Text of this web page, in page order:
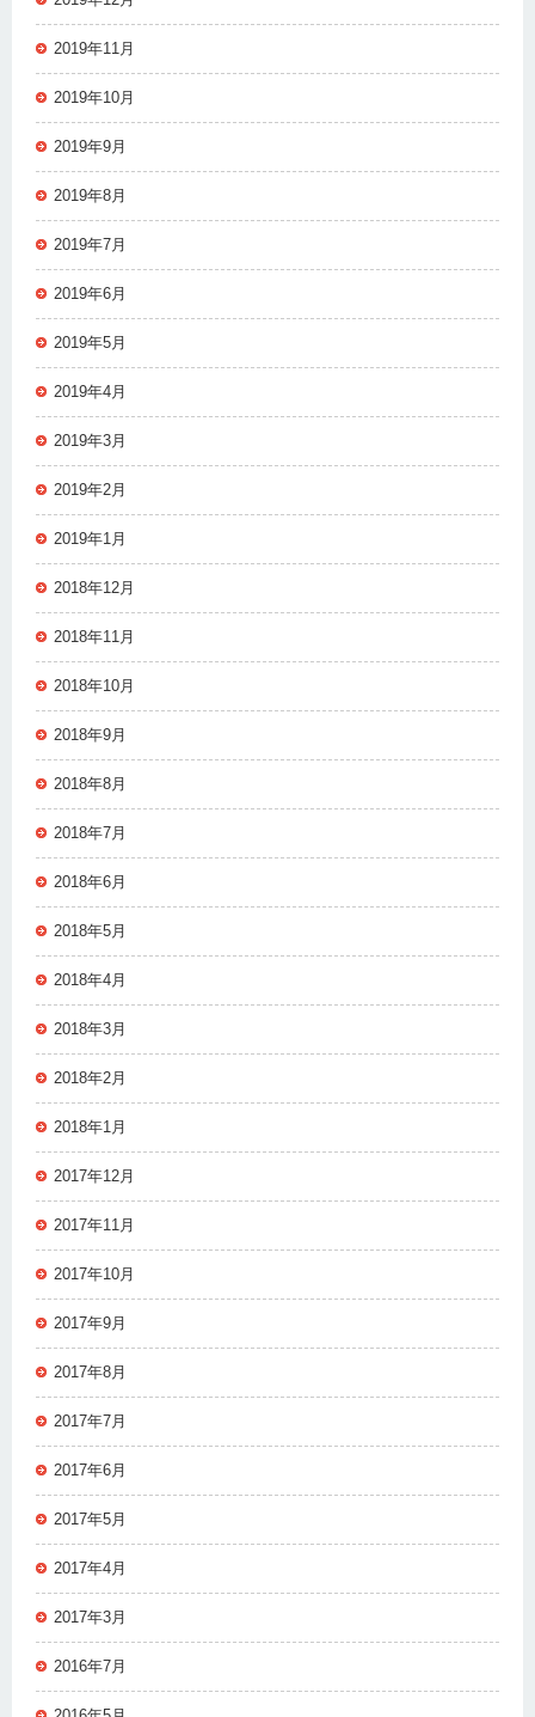
2019年11月
2019年10月
2019年9月
2019年8月
2019年7月
2019年6月
2019年5月
2019年4月
2019年3月
2019年2月
2019年1月
2018年12月
2018年11月
2018年10月
2018年9月
2018年8月
2018年7月
2018年6月
2018年5月
2018年4月
2018年3月
2018年2月
2018年1月
2017年12月
2017年11月
2017年10月
2017年9月
2017年8月
2017年7月
2017年6月
2017年5月
2017年4月
2017年3月
2016年7月